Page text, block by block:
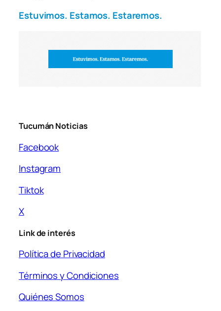
Estuvimos. Estamos. Estaremos.
Tucumán Noticias
Facebook
Instagram
Tiktok
X
Link de interés
Política de Privacidad
Términos y Condiciones
Quiénes Somos